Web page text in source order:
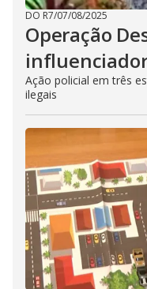
DO R7/07/08/2025
Operação
Ação policial em três
ilegais